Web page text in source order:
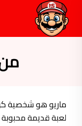
التجاوز
المحتوى
ماريو هو شخصية
لعبة قديمة